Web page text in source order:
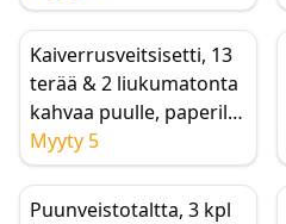
puunveistotalttasarja,
aloittelijan
puutalttasarja, 12-
osainen
veistotalttasarja
Kaiverrusveitsisetti, 13
terää & 2 liukumatonta
kahvaa puulle, paperille
& DIY-askarteluun
Myyty 5
Puunveistotaltta, 3 kpl